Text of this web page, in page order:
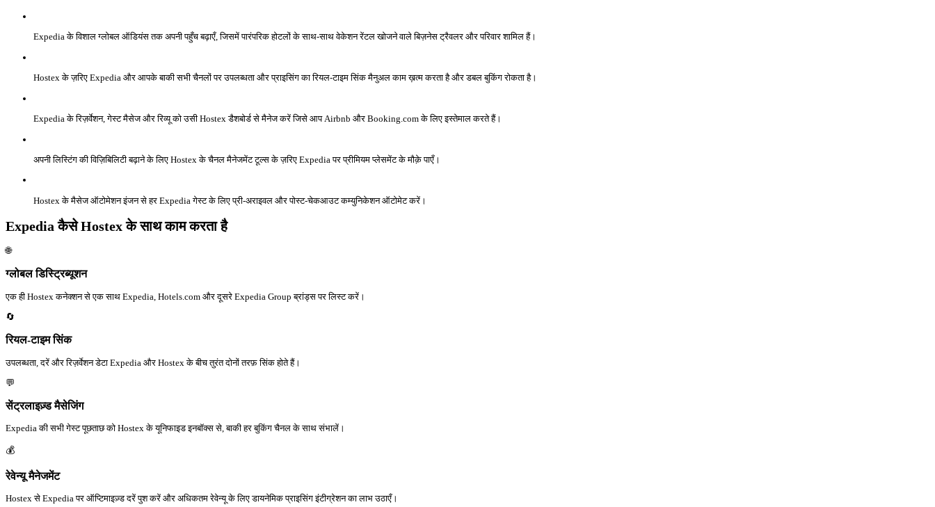
Expedia के विशाल ग्लोबल ऑडियंस तक अपनी पहुँच बढ़ाएँ, जिसमें पारंपरिक होटलों के साथ-साथ वेकेशन रेंटल खोजने वाले बिज़नेस ट्रैवलर और परिवार शामिल हैं।
Hostex के ज़रिए Expedia और आपके बाकी सभी चैनलों पर उपलब्धता और प्राइसिंग का रियल-टाइम सिंक मैनुअल काम ख़त्म करता है और डबल बुकिंग रोकता है।
Expedia के रिज़र्वेशन, गेस्ट मैसेज और रिव्यू को उसी Hostex डैशबोर्ड से मैनेज करें जिसे आप Airbnb और Booking.com के लिए इस्तेमाल करते हैं।
अपनी लिस्टिंग की विज़िबिलिटी बढ़ाने के लिए Hostex के चैनल मैनेजमेंट टूल्स के ज़रिए Expedia पर प्रीमियम प्लेसमेंट के मौक़े पाएँ।
Hostex के मैसेज ऑटोमेशन इंजन से हर Expedia गेस्ट के लिए प्री-अराइवल और पोस्ट-चेकआउट कम्युनिकेशन ऑटोमेट करें।
Expedia कैसे Hostex के साथ काम करता है
🌐
ग्लोबल डिस्ट्रिब्यूशन
एक ही Hostex कनेक्शन से एक साथ Expedia, Hotels.com और दूसरे Expedia Group ब्रांड्स पर लिस्ट करें।
🔄
रियल-टाइम सिंक
उपलब्धता, दरें और रिज़र्वेशन डेटा Expedia और Hostex के बीच तुरंत दोनों तरफ़ सिंक होते हैं।
💬
सेंट्रलाइज़्ड मैसेजिंग
Expedia की सभी गेस्ट पूछताछ को Hostex के यूनिफाइड इनबॉक्स से, बाकी हर बुकिंग चैनल के साथ संभालें।
💰
रेवेन्यू मैनेजमेंट
Hostex से Expedia पर ऑप्टिमाइज़्ड दरें पुश करें और अधिकतम रेवेन्यू के लिए डायनेमिक प्राइसिंग इंटीग्रेशन का लाभ उठाएँ।